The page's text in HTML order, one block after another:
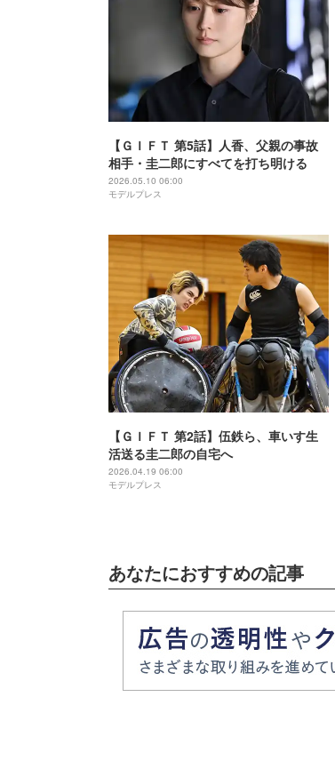
【ＧＩＦＴ 第5話】人香、父親の事故
相手・圭二郎にすべてを打ち明ける
2026.05.10 06:00
モデルプレス
【ＧＩＦＴ 第2話】伍鉄ら、車いす生
活送る圭二郎の自宅へ
2026.04.19 06:00
モデルプレス
あなたにおすすめの記事